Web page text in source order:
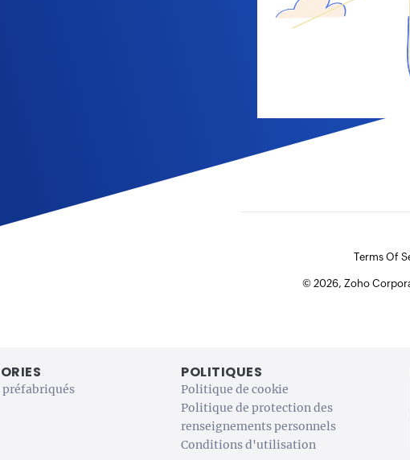
préfabriqués
POLITIQUES
Politique de cookie
Politique de protection des
renseignements personnels
Conditions d'utilisation